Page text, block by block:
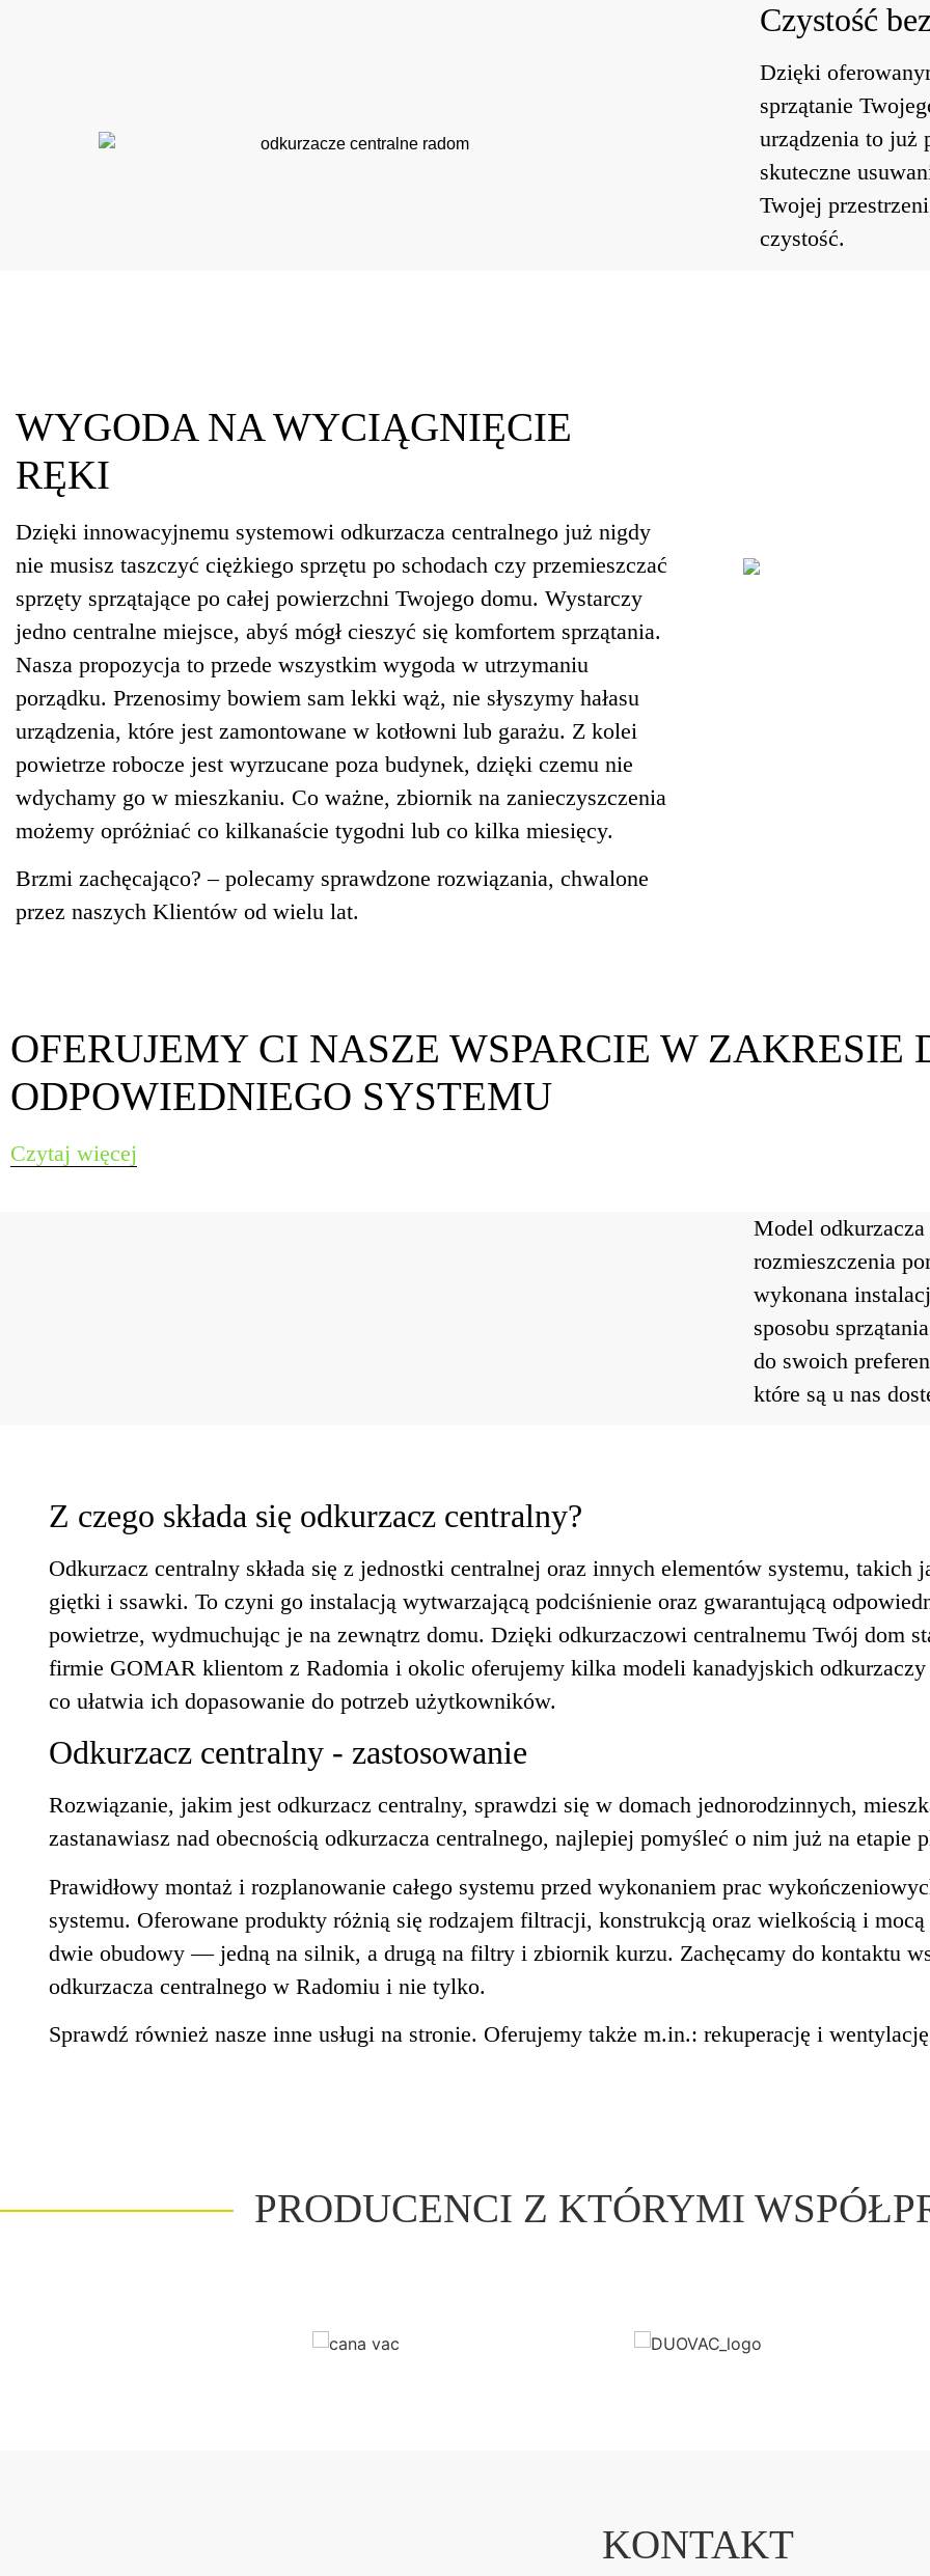
Czystość
Dzięki
sprzątanie
urządzenia to już
skuteczne
Twojej
czystość.
WYGODA NA WYCIĄGNIĘCIE
RĘKI
Dzięki innowacyjnemu systemowi odkurzacza centralnego już nigdy
nie musisz taszczyć ciężkiego sprzętu po schodach czy przemieszczać
sprzęty sprzątające po całej powierzchni Twojego domu. Wystarczy
jedno centralne miejsce, abyś mógł cieszyć się komfortem sprzątania.
Nasza propozycja to przede wszystkim wygoda w utrzymaniu
porządku. Przenosimy bowiem sam lekki wąż, nie słyszymy hałasu
urządzenia, które jest zamontowane w kotłowni lub garażu. Z kolei
powietrze robocze jest wyrzucane poza budynek, dzięki czemu nie
wdychamy go w mieszkaniu. Co ważne, zbiornik na zanieczyszczenia
możemy opróżniać co kilkanaście tygodni lub co kilka miesięcy.
Brzmi zachęcająco? – polecamy sprawdzone rozwiązania, chwalone
przez naszych Klientów od wielu lat.
OFERUJEMY CI NASZE WSPARCIE W ZAKRESIE
ODPOWIEDNIEGO SYSTEMU
Czytaj więcej
Model
rozmieszczenia
wykonana
sposobu
do swoich
które są u nas
Z czego składa się odkurzacz centralny?
Odkurzacz centralny składa się z jednostki centralnej oraz innych elementów systemu, takich
giętki i ssawki. To czyni go instalacją wytwarzającą podciśnienie oraz gwarantującą
powietrze, wydmuchując je na zewnątrz domu. Dzięki odkurzaczowi centralnemu Twój dom
firmie GOMAR klientom z Radomia i okolic oferujemy kilka modeli kanadyjskich
co ułatwia ich dopasowanie do potrzeb użytkowników.
Odkurzacz centralny - zastosowanie
Rozwiązanie, jakim jest odkurzacz centralny, sprawdzi się w domach jednorodzinnych,
zastanawiasz nad obecnością odkurzacza centralnego, najlepiej pomyśleć o nim już na etapie
Prawidłowy montaż i rozplanowanie całego systemu przed wykonaniem prac
systemu. Oferowane produkty różnią się rodzajem filtracji, konstrukcją oraz wielkością i
dwie obudowy — jedną na silnik, a drugą na filtry i zbiornik kurzu. Zachęcamy do kontaktu
odkurzacza centralnego w Radomiu i nie tylko.
Sprawdź również nasze inne usługi na stronie. Oferujemy także m.in.: rekuperację i
PRODUCENCI Z KTÓRYMI
KONTAKT